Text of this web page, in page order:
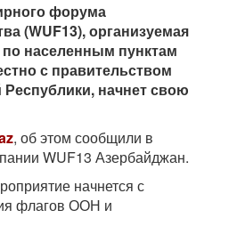
форума
(WUF13), организуемая
населенным пунктам
с правительством
начнет свою
, об этом сообщили в
WUF13 Азербайджан.
начнется с
флагов ООН и